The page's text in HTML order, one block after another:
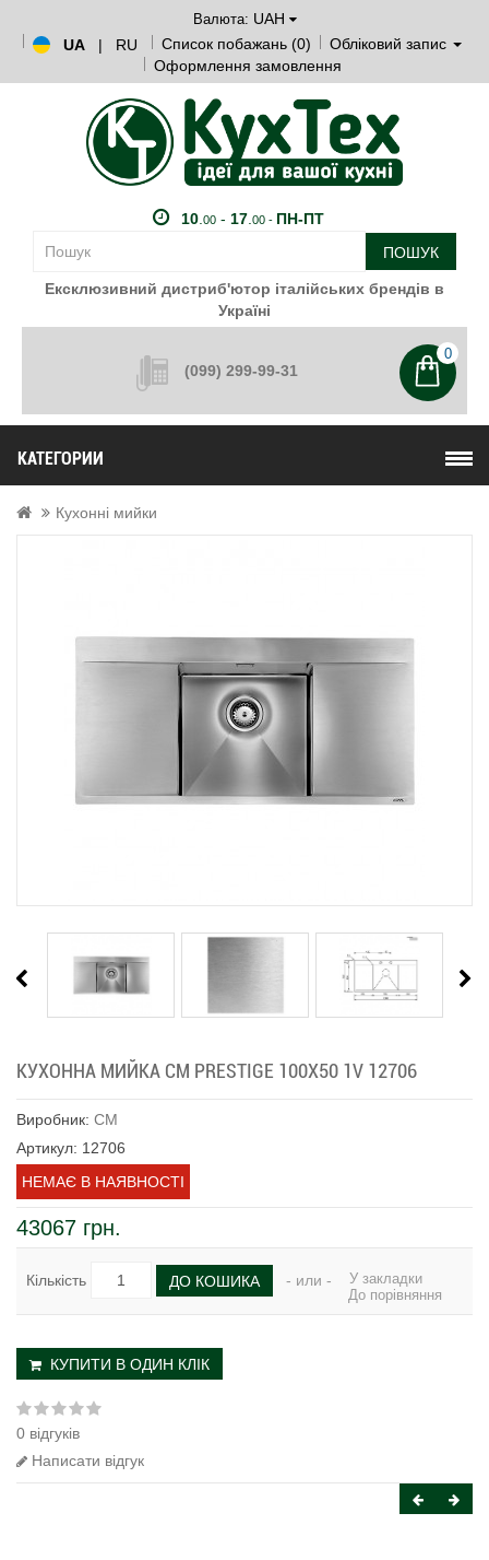
Валюта: UAH
UA
| RU Список побажань (0)
Обліковий запис
Оформлення замовлення
10. 00- 17. 00 - ПН-ПТ
ПОШУК
Ексклюзивний дистриб'ютор італійських брендів в
Україні
(099) 299-99-31
0
КАТЕГОРИИ
Кухонні мийки
КУХОННА МИЙКА CM PRESTIGE 100Х50 1V 12706
Виробник: CM
Артикул: 12706
НЕМАЄ В НАЯВНОСТІ
43067 грн.
Кількість ДО КОШИКА - или -
У закладки
До порівняння
КУПИТИ В ОДИН КЛІК
0 відгуків
Написати відгук